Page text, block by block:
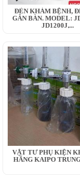
ĐÈN KHÁM BỆNH,
GẮN BÀN. MODEL:
JD1200J,...
VẬT TƯ PHỤ KIỆN
HÃNG KAIPO